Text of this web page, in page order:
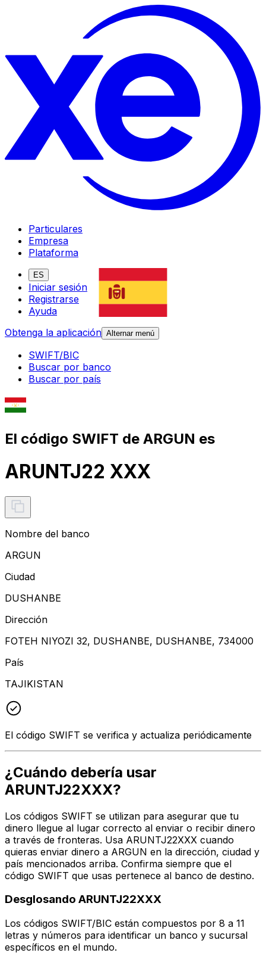
Particulares
Empresa
Plataforma
ES
Iniciar sesión
Registrarse
Ayuda
Obtenga la aplicación Alternar menú
SWIFT/BIC
Buscar por banco
Buscar por país
El código SWIFT de ARGUN es
ARUNTJ22 XXX
Nombre del banco
ARGUN
Ciudad
DUSHANBE
Dirección
FOTEH NIYOZI 32, DUSHANBE, DUSHANBE, 734000
País
TAJIKISTAN
El código SWIFT se verifica y actualiza periódicamente
¿Cuándo debería usar
ARUNTJ22XXX?
Los códigos SWIFT se utilizan para asegurar que tu
dinero llegue al lugar correcto al enviar o recibir dinero
a través de fronteras. Usa ARUNTJ22XXX cuando
quieras enviar dinero a ARGUN en la dirección, ciudad y
país mencionados arriba. Confirma siempre que el
código SWIFT que usas pertenece al banco de destino.
Desglosando ARUNTJ22XXX
Los códigos SWIFT/BIC están compuestos por 8 a 11
letras y números para identificar un banco y sucursal
específicos en el mundo.